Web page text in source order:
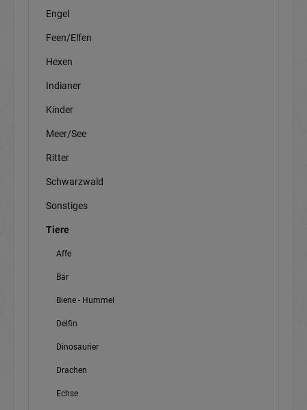
Engel
Feen/Elfen
Hexen
Indianer
Kinder
Meer/See
Ritter
Schwarzwald
Sonstiges
Tiere
Affe
Bär
Biene - Hummel
Delfin
Dinosaurier
Drachen
Echse